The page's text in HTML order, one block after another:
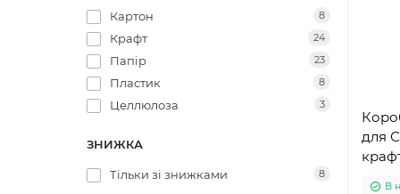
Картон 8
Крафт 24
Папір 23
Пластик 8
Целлюлоза 3
ЗНИЖКА
Тільки зі знижками 8
для
В